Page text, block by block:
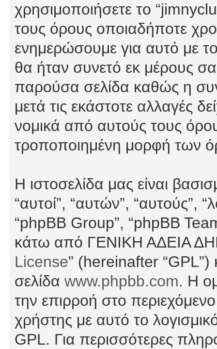
χρησιμοποιήσετε το
τους όρους οποιαδήποτε
ενημερώσουμε για αυτό με
θα ήταν συνετό εκ μέρους
παρούσα σελίδα καθώς η
μετά τις εκάστοτε αλλαγές
νομικά από αυτούς τους
τροποποιημένη μορφή των
Η ιστοσελίδα μας είναι
“αυτοί”, “αυτών”, “αυτούς”,
“phpBB Group”, “phpBB
κάτω από ΓΕΝΙΚΗ ΑΔΕΙΑ
License” (hereinafter “GPL”)
σελίδα www.phpbb.com. Η
την επιρροή στο
χρήστης με αυτό το
GPL. Για περισσότερες